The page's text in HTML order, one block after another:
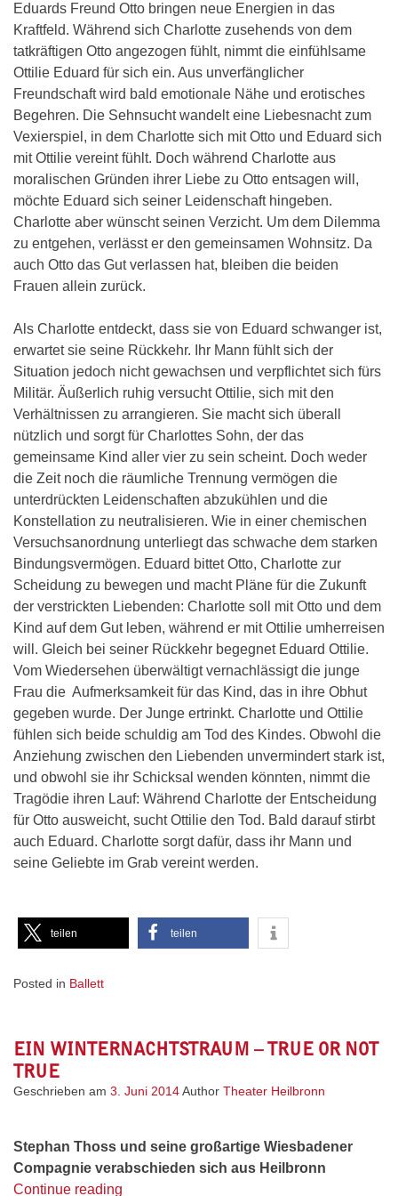
Eduards Freund Otto bringen neue Energien in das
Kraftfeld. Während sich Charlotte zusehends von dem
tatkräftigen Otto angezogen fühlt, nimmt die einfühlsame
Ottilie Eduard für sich ein. Aus unverfänglicher
Freundschaft wird bald emotionale Nähe und erotisches
Begehren. Die Sehnsucht wandelt eine Liebesnacht zum
Vexierspiel, in dem Charlotte sich mit Otto und Eduard sich
mit Ottilie vereint fühlt. Doch während Charlotte aus
moralischen Gründen ihrer Liebe zu Otto entsagen will,
möchte Eduard sich seiner Leidenschaft hingeben.
Charlotte aber wünscht seinen Verzicht. Um dem Dilemma
zu entgehen, verlässt er den gemeinsamen Wohnsitz. Da
auch Otto das Gut verlassen hat, bleiben die beiden
Frauen allein zurück.
Als Charlotte entdeckt, dass sie von Eduard schwanger ist,
erwartet sie seine Rückkehr. Ihr Mann fühlt sich der
Situation jedoch nicht gewachsen und verpflichtet sich fürs
Militär. Äußerlich ruhig versucht Ottilie, sich mit den
Verhältnissen zu arrangieren. Sie macht sich überall
nützlich und sorgt für Charlottes Sohn, der das
gemeinsame Kind aller vier zu sein scheint. Doch weder
die Zeit noch die räumliche Trennung vermögen die
unterdrückten Leidenschaften abzukühlen und die
Konstellation zu neutralisieren. Wie in einer chemischen
Versuchsanordnung unterliegt das schwache dem starken
Bindungsvermögen. Eduard bittet Otto, Charlotte zur
Scheidung zu bewegen und macht Pläne für die Zukunft
der verstrickten Liebenden: Charlotte soll mit Otto und dem
Kind auf dem Gut leben, während er mit Ottilie umherreisen
will. Gleich bei seiner Rückkehr begegnet Eduard Ottilie.
Vom Wiedersehen überwältigt vernachlässigt die junge
Frau die Aufmerksamkeit für das Kind, das in ihre Obhut
gegeben wurde. Der Junge ertrinkt. Charlotte und Ottilie
fühlen sich beide schuldig am Tod des Kindes. Obwohl die
Anziehung zwischen den Liebenden unvermindert stark ist,
und obwohl sie ihr Schicksal wenden könnten, nimmt die
Tragödie ihren Lauf: Während Charlotte der Entscheidung
für Otto ausweicht, sucht Ottilie den Tod. Bald darauf stirbt
auch Eduard. Charlotte sorgt dafür, dass ihr Mann und
seine Geliebte im Grab vereint werden.
teilen teilen
Posted in Ballett
EIN WINTERNACHTSTRAUM – TRUE OR NOT
TRUE
Geschrieben am 3. Juni 2014Author Theater Heilbronn
Stephan Thoss und seine großartige Wiesbadener
Compagnie verabschieden sich aus Heilbronn
Continue reading